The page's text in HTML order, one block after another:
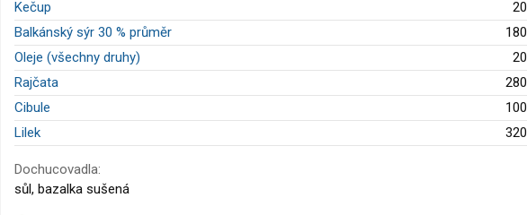
Kečup
20
Balkánský sýr 30 % průměr
180
Oleje (všechny druhy)
20
Rajčata
280
Cibule
100
Lilek
320
Dochucovadla:
sůl, bazalka sušená